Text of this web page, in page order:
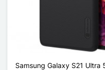
Samsung Galaxy S21 Ultra